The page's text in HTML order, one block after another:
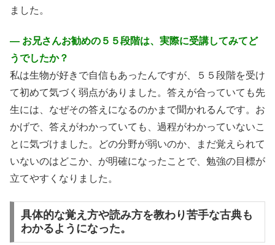
ました。
― お兄さんお勧めの５５段階は、実際に受講してみてど
うでしたか？
私は生物が好きで自信もあったんですが、５５段階を受け
て初めて気づく弱点がありました。答えが合っていても先
生には、なぜその答えになるのかまで聞かれるんです。お
かげで、答えがわかっていても、過程がわかっていないこ
とに気づけました。どの分野が弱いのか、まだ覚えられて
いないのはどこか、が明確になったことで、勉強の目標が
立てやすくなりました。
具体的な覚え方や読み方を教わり苦手な古典も
わかるようになった。